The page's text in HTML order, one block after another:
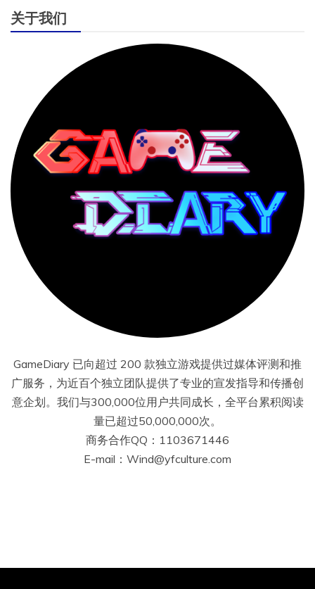
关于我们
GameDiary 已向超过 200 款独立游戏提供过媒体评测和推
广服务，为近百个独立团队提供了专业的宣发指导和传播创
意企划。我们与300,000位用户共同成长，全平台累积阅读
量已超过50,000,000次。
商务合作QQ：1103671446
E-mail：Wind@yfculture.com